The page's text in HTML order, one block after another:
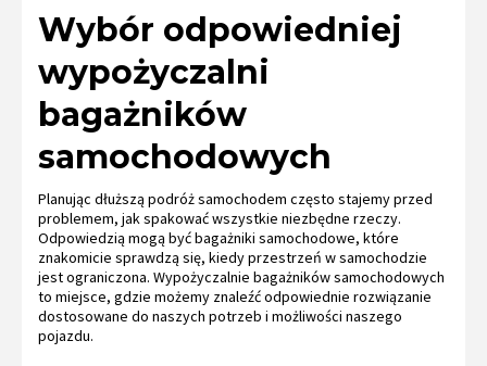
Wybór odpowiedniej
wypożyczalni
bagażników
samochodowych
Planując dłuższą podróż samochodem często stajemy przed
problemem, jak spakować wszystkie niezbędne rzeczy.
Odpowiedzią mogą być bagażniki samochodowe, które
znakomicie sprawdzą się, kiedy przestrzeń w samochodzie
jest ograniczona. Wypożyczalnie bagażników samochodowych
to miejsce, gdzie możemy znaleźć odpowiednie rozwiązanie
dostosowane do naszych potrzeb i możliwości naszego
pojazdu.